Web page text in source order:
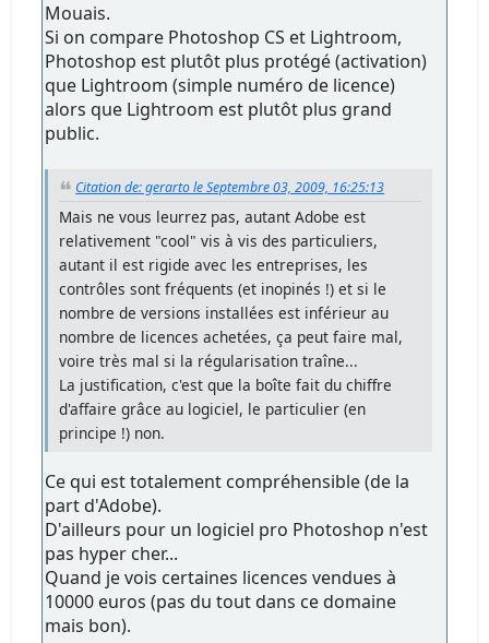
Mouais.
Si on compare Photoshop CS et Lightroom,
Photoshop est plutôt plus protégé (activation)
que Lightroom (simple numéro de licence)
alors que Lightroom est plutôt plus grand
public.
Citation de: gerarto le Septembre 03, 2009, 16:25:13
Mais ne vous leurrez pas, autant Adobe est
relativement "cool" vis à vis des particuliers,
autant il est rigide avec les entreprises, les
contrôles sont fréquents (et inopinés !) et si le
nombre de versions installées est inférieur au
nombre de licences achetées, ça peut faire mal,
voire très mal si la régularisation traîne...
La justification, c'est que la boîte fait du chiffre
d'affaire grâce au logiciel, le particulier (en
principe !) non.
Ce qui est totalement compréhensible (de la
part d'Adobe).
D'ailleurs pour un logiciel pro Photoshop n'est
pas hyper cher...
Quand je vois certaines licences vendues à
10000 euros (pas du tout dans ce domaine
mais bon).